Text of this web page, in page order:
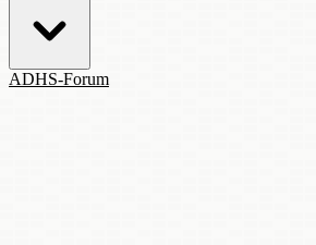
ADHS-Forum